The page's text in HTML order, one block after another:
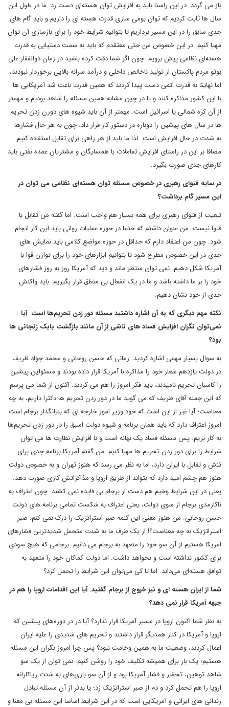
باز می گردد. در این راستا باید به افزایش توان هسته‌ای دست زد. ما در طول این
سال ها ثابت کردیم که توان بومی سازی قدرت هسته ای را داریم و باید گام های
جدی سابق را در این مسیر برداریم تا بتوانیم شرایط خود را برای بازسازی آن توان
مهیا کنیم. در این خصوص من حتی معتقدم که باید به سمت دستیابی به قدرت
هسته‌ای نظامی پیش برویم. چون اگر شما دقت کرده باشید در زمان ذوالفقار علی
بوتو مردم پاکستان از تولید ناخالص داخلی و درآمد سرانه بالایی برخوردار نبودند،
اما نهایتا به قدرت اتمی دست پیدا کردند که همین قدرت باعث شد آمریکایی ها
با این کشور مذاکره کنند و یا در چین مشابه همین مسئله را شاهد بودیم و مهمتر
از آن کره شمالی یا اسرائیل است. مهمتر از آن باید شیوه های دورن زدن تحریم
ها در سال های پیشین را دوباره در دستور کار قرار داد. چون به هر حال فشارها
به شدت در حال افزایش است. لذا ما باید از هر راهی برای تقابل استفاده کنیم.
مضافا بر این در راستای افزایش تعاملات با همسایگان و مشتریان عمده نفتی باید
کارهای جدی صورت بگیرد.
در سایه فتوای رهبری در خصوص مسئله توان هسته‌ای نظامی می توان در
این مسیر گام برداشت؟
تبعیت از فتوای رهبری برای همه بسیار هم واجب است. اما گفته من تقابل با
فتوا نیست. من عنوان داشتم که حتما در حوزه عملیات روانی باید این کار انجام
شود. چون من اعتقاد دارم که حداقل در حوزه مواضع کلامی باید نمایش های
جدی در این خصوص مطرح شود تا بتوانیم ابزارهای خود را برای توازن قوا با
آمریکا شکل دهیم. نمی توان منتظر ماند و دید که آمریکا روز به روز فشارهای
خود را بر ما داشته باشد و ما در یک انفعال بی منطق قرار بگیریم. باید واکنش
جدی از خود نشان دهیم.
نکته مهم دیگری که به آن اشاره داشتید مسئله دور زدن تحریم‌ها است. آیا
نمی‌توان نگران افزایش فساد های ناشی از آن مانند بازگشت بابک زنجانی ها
بود؟
به سوال بسیار مهمی اشاره کردید. زمانی که حسن روحانی و محمد جواد ظریف
در دولت یازدهم شعار خود را مذاکره با آمریکا قرار داده بودند و مسئولین پیشین
را کاسبان تحریم نامیدند، باید فکر امروز را هم می کردند. اکنون از شما می پرسم
که این جمله آقای ظریف که می گوید ما در دور زدن تحریم ها دکترا داریم، به چه
معناست؛ آیا غیر از این است که خود وزیر امور خارجه ای که بنیانگذار برجام است
امروز اعتراف دارد که باید همان برنامه و شیوه دولت اسبق را در دور زدن تحریم‌ها
به کار بریم. پس مسئله فساد یک بهانه است و با افزایش نظارت ها می توان
شرایط را برای دور زدن تحریم ها مهیا کنیم. من گفتم آمریکا برنامه جدی برای
تنش و تقابل با ایران دارد، اما به نظر می رسد که هنوز تهران و به خصوص دولت
هنوز هم چشم امید دارد که بتواند از طریق اروپا و مذاکراتش کاری صورت دهد.
یعنی در این شرایط وخیم هم دست از برجام بی فایده نمی کشند. چون اعتراف به
ناکارمدی برجام از سوی دولت، یعنی اعتراف به شکست تمامی برنامه های دولت
حسن روحانی. من هنوز معنی این کلمه صبر استراتژیک را درک نمی کنم. صبر
استراتژیک به چه معناست؟! از یک طرف ما به شدت متحمل شدیدترین فشارهای
امریکا هستیم از آن سو خود را متعهد به برجام می دانیم. برجامی که هیچ سودی
برای کشور نداشته است و نخواهد داشت. اما دولت کماکان خود را متعهد به
توافق هسته‌ای می‌داند. اما تا کی می‌توان این شرایط را تحمل کرد؟
شما از ایران هسته ای و نیز خروج از برجام گفتید. آیا این اقدامات اروپا را هم در
جبهه آمریکا قرار نمی دهد؟
به نظر شما اکنون اروپا در مسیر آمریکا قرار ندارد؟ آیا در در دوره‌های پیشین که
اروپا و آمریکا در کنار همدیگر قرار داشتند و تحریم های شدیدی را علیه ایران
اعمال کردند، وضعیت ما به همین وخامت نبود؟ پس چرا امروز نگران این مسئله
هستیم؛ یک بار برای همیشه تکلیف خود را روشن کنیم. نمی توان از یک سو
شاهد توهین، تحقیر و فشار آمریکا بود و از آن سو بازی‌های به شدت ریاکارانه
اروپا را هم تحمل کرد و دم از صبر استراتژیک زد؛ یا بدتر از آن مسئله تبادل
زندانی های ایرانی و آمریکایی است که در این شرایط اساسا این مسئله بی معنا و